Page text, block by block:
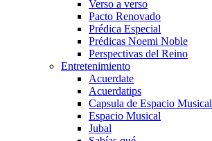
Verso a verso
Pacto Renovado
Prédica Especial
Prédicas Noemi Noble
Perspectivas del Reino
Entretenimiento
Acuerdate
Acuerdatips
Capsula de Espacio Musical
Espacio Musical
Jubal